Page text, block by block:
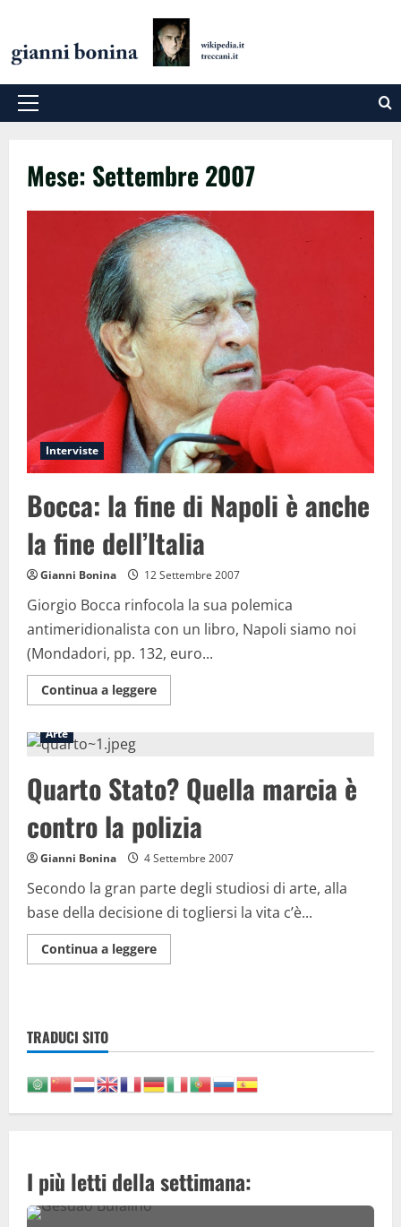
contenuto
Menu
Mese: Settembre 2007
Interviste
Bocca: la fine di Napoli è anche
la fine dell’Italia
Gianni Bonina 12 Settembre 2007
Giorgio Bocca rinfocola la sua polemica
antimeridionalista con un libro, Napoli siamo noi
(Mondadori, pp. 132, euro...
Continua a leggereMaggiori
informazioni
Napoli
è
anche
la
fine
dell’Italia
Arte
Quarto Stato? Quella marcia è
contro la polizia
Gianni Bonina 4 Settembre 2007
Secondo la gran parte degli studiosi di arte, alla
base della decisione di togliersi la vita c’è...
Continua a leggereMaggiori
informazioni
contro
polizia
TRADUCI SITO
I più letti della settimana: